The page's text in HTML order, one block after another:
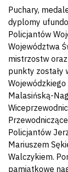
Puchary,
dyplomy
Policjantów
Województwa
mistrzostw
punkty zostały
Wojewódzkiego
Malasińską-
Policjantów
Mariuszem
Walczykiem.
pamiątkowe